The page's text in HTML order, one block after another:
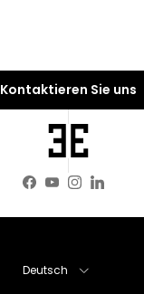
Kontaktieren Sie uns
Facebook
YouTube
Instagram
LinkedIn
Deutsch